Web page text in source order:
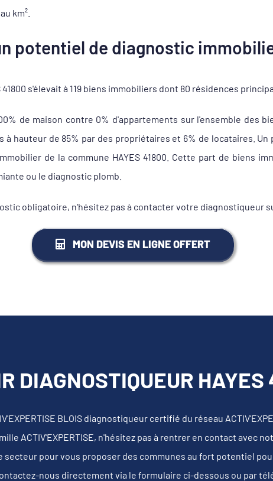
km².
potentiel de diagnostic
s'élevait à 119 biens immobiliers dont 80 résidences
de maison contre 0% d'appartements sur l'ensemble des
à hauteur de 85% par des propriétaires et 6% de locataires.
de la commune HAYES 41800. Cette part de biens
ou le diagnostic plomb.
obligatoire, n'hésitez pas à contacter votre diagnostiqueur sur
MON DEVIS EN LIGNE OFFERT
DIAGNOSTIQUEUR HAYES
BLOIS diagnostiqueur certifié du réseau
ACTIV'EXPERTISE, n'hésitez pas à rentrer en contact avec
pour vous proposer des communes au fort potentiel
nous directement via le formulaire ci-dessous ou par